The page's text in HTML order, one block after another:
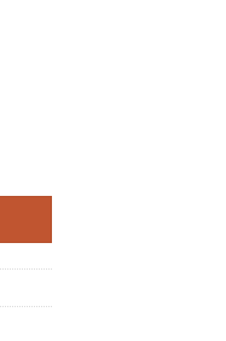
車內塑膠鍍膜) 數量